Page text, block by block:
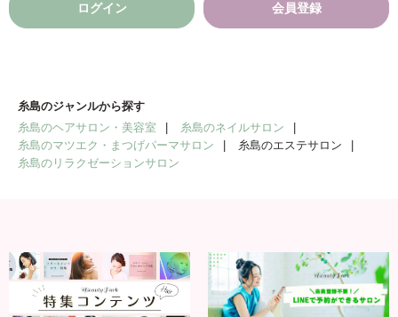
ログイン 会員登録
糸島のジャンルから探す
糸島のヘアサロン・美容室
糸島のネイルサロン
糸島のマツエク・まつげパーマサロン
糸島のエステサロン
糸島のリラクゼーションサロン